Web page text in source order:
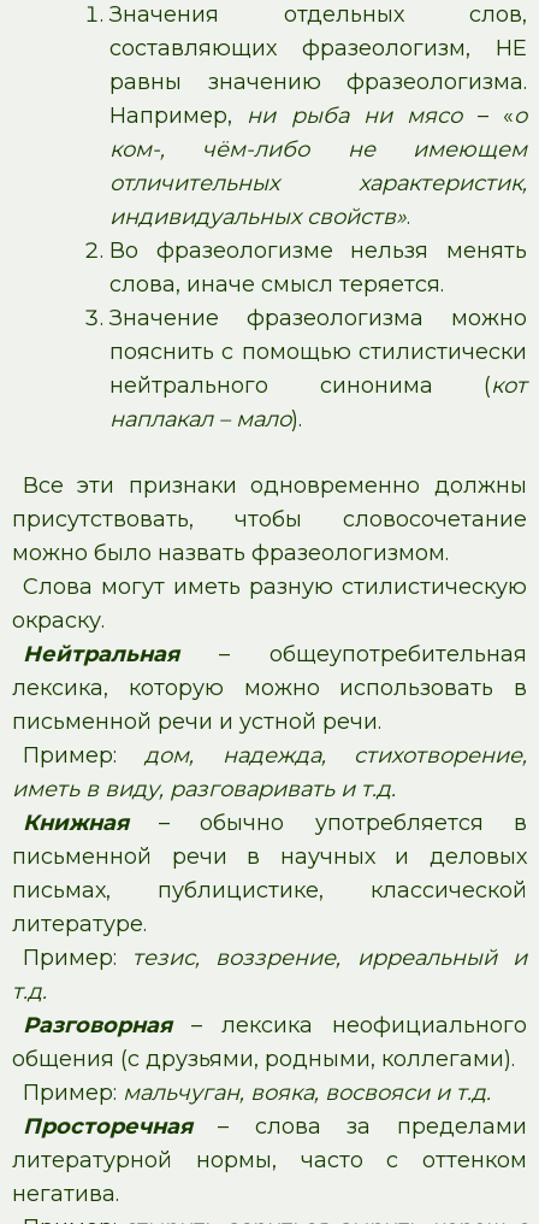
Значения отдельных слов,
составляющих фразеологизм, НЕ
равны значению фразеологизма.
Например, ни рыба ни мясо– «о
ком-, чём-либо не имеющем
отличительных характеристик,
индивидуальных свойств».
Во фразеологизме нельзя менять
слова, иначе смысл теряется.
Значение фразеологизма можно
пояснить с помощью стилистически
нейтрального синонима (кот
наплакал – мало).
Все эти признаки одновременно должны
присутствовать, чтобы словосочетание
можно было назвать фразеологизмом.
Слова могут иметь разную стилистическую
окраску.
Нейтральная– общеупотребительная
лексика, которую можно использовать в
письменной речи и устной речи.
Пример:дом, надежда, стихотворение,
иметь в виду, разговаривать и т.д.
Книжная– обычно употребляется в
письменной речи в научных и деловых
письмах, публицистике, классической
литературе.
Пример: тезис, воззрение, ирреальный и
т.д.
Разговорная– лексика неофициального
общения (с друзьями, родными, коллегами).
Пример: мальчуган, вояка, восвояси и т.д.
Просторечная– слова за пределами
литературной нормы, часто с оттенком
негатива.